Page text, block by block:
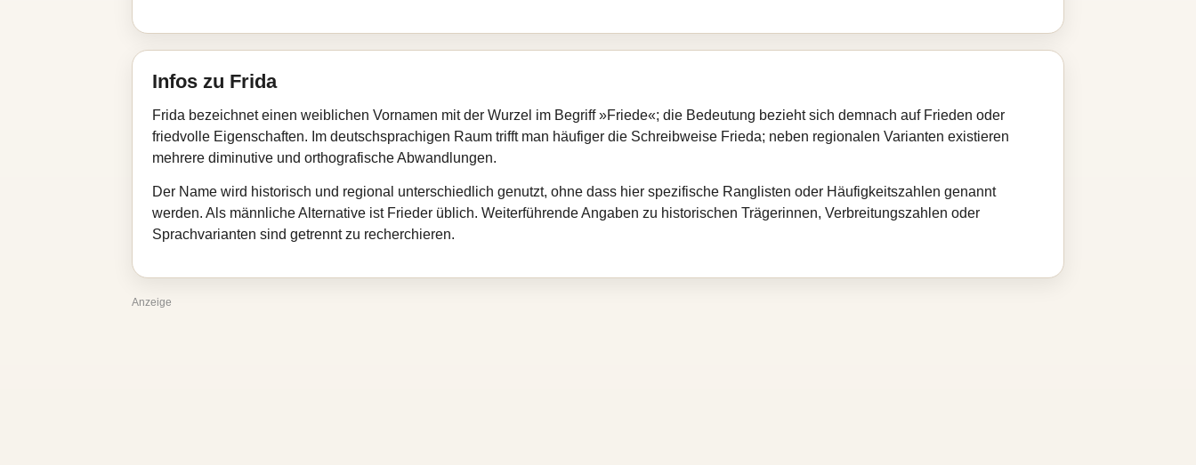
Infos zu Frida
Frida bezeichnet einen weiblichen Vornamen mit der Wurzel im Begriff »Friede«; die Bedeutung bezieht sich demnach auf Frieden oder
friedvolle Eigenschaften. Im deutschsprachigen Raum trifft man häufiger die Schreibweise Frieda; neben regionalen Varianten existieren
mehrere diminutive und orthografische Abwandlungen.
Der Name wird historisch und regional unterschiedlich genutzt, ohne dass hier spezifische Ranglisten oder Häufigkeitszahlen genannt
werden. Als männliche Alternative ist Frieder üblich. Weiterführende Angaben zu historischen Trägerinnen, Verbreitungszahlen oder
Sprachvarianten sind getrennt zu recherchieren.
Anzeige